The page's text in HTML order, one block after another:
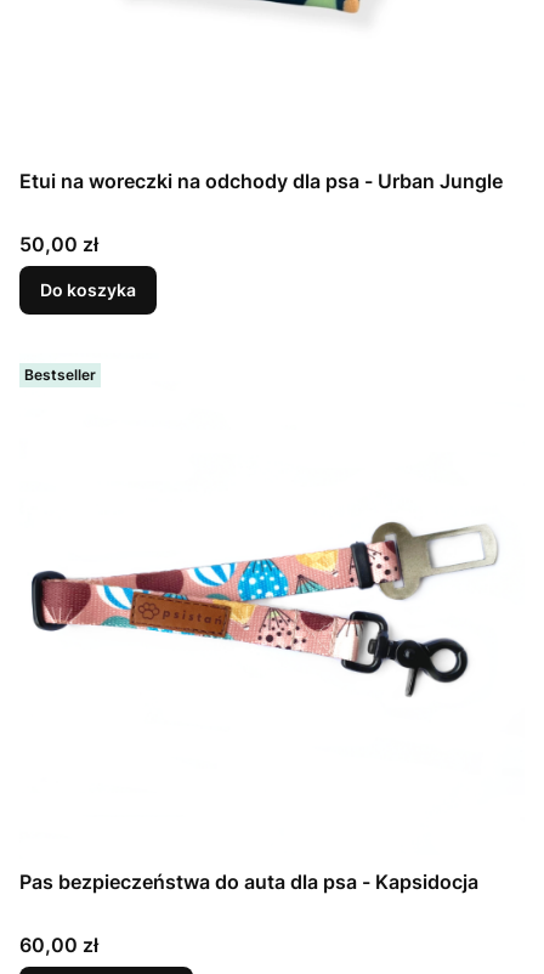
Etui na woreczki na odchody dla psa - Urban Jungle
Cena
50,00 zł
Do koszyka
Bestseller
Pas bezpieczeństwa do auta dla psa - Kapsidocja
Cena
60,00 zł